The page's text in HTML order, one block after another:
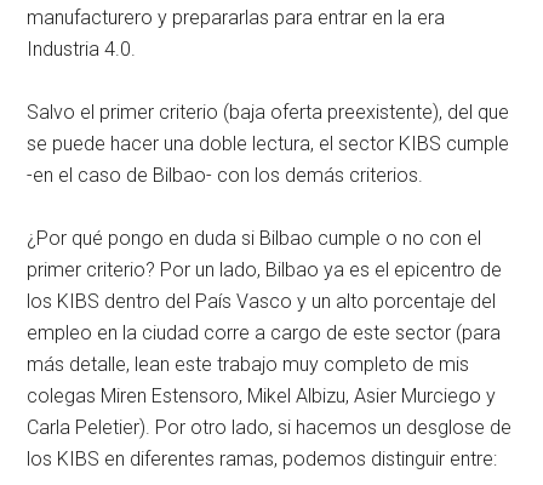
manufacturero y prepararlas para entrar en la era
Industria 4.0.
Salvo el primer criterio (baja oferta preexistente), del que
se puede hacer una doble lectura, el sector KIBS cumple
-en el caso de Bilbao- con los demás criterios.
¿Por qué pongo en duda si Bilbao cumple o no con el
primer criterio? Por un lado, Bilbao ya es el epicentro de
los KIBS dentro del País Vasco y un alto porcentaje del
empleo en la ciudad corre a cargo de este sector (para
más detalle, lean este trabajo muy completo de mis
colegas Miren Estensoro, Mikel Albizu, Asier Murciego y
Carla Peletier). Por otro lado, si hacemos un desglose de
los KIBS en diferentes ramas, podemos distinguir entre: